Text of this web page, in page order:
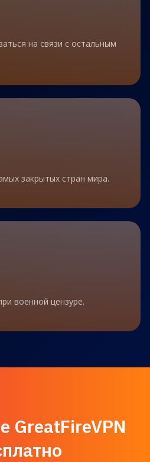
на связи с остальным
закрытых стран мира.
военной цензуре.
GreatFireVPN